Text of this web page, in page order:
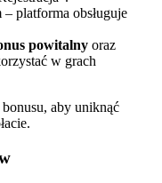
platforma obsługuje
powitalny oraz
w grach
aby uniknąć